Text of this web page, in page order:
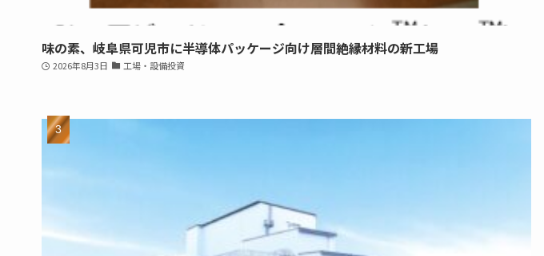
味の素、岐阜県可児市に半導体パッケージ向け層間絶縁材料の新工場
2026年8月3日 工場・設備投資